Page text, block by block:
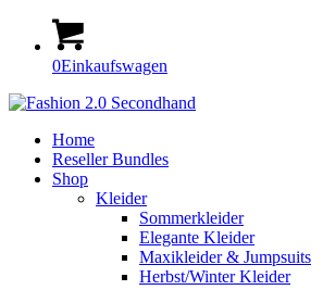
0Einkaufswagen
Home
Reseller Bundles
Shop
Kleider
Sommerkleider
Elegante Kleider
Maxikleider & Jumpsuits
Herbst/Winter Kleider